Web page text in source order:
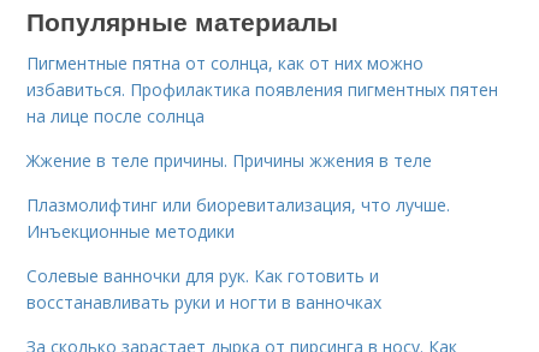
Популярные материалы
Пигментные пятна от солнца, как от них можно
избавиться. Профилактика появления пигментных пятен
на лице после солнца
Жжение в теле причины. Причины жжения в теле
Плазмолифтинг или биоревитализация, что лучше.
Инъекционные методики
Солевые ванночки для рук. Как готовить и
восстанавливать руки и ногти в ванночках
За сколько зарастает дырка от пирсинга в носу. Как